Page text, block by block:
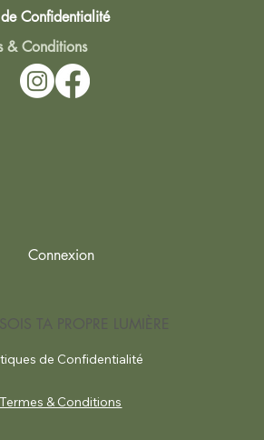
de Confidentialité
Termes & Conditions
Connexion
Confidentialité
& Conditions
TA PROPRE LUMIÈRE